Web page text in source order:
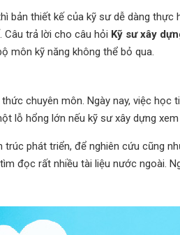
bản thiết kế của kỹ sư dễ dàng thực
trả lời cho câu hỏi Kỹ sư xây
môn kỹ năng không thể bỏ qua.
thức chuyên môn. Ngày nay, việc
lỗ hổng lớn nếu kỹ sư xây dựng
phát triển, để nghiên cứu cũng
đọc rất nhiều tài liệu nước ngoài.